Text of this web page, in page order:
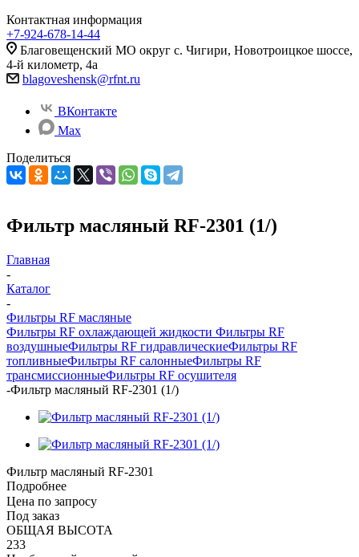
Контактная информация
+7-924-678-14-44‬
Благовещенский МО округ с. Чигири, Новотроицкое шоссе,
4-й километр, 4а
blagoveshensk@rfnt.ru
ВКонтакте
Max
Поделиться
Фильтр масляный RF-2301 (1/)
Главная
-
Каталог
-
Фильтры RF масляные
Фильтры RF охлаждающей жидкости Фильтры RF
воздушныеФильтры RF гидравлическиеФильтры RF
топливныеФильтры RF салонныеФильтры RF
трансмиссионныеФильтры RF осушителя
-Фильтр масляный RF-2301 (1/)
Фильтр масляный RF-2301
Подробнее
Цена по запросу
Под заказ
ОБЩАЯ ВЫСОТА
233